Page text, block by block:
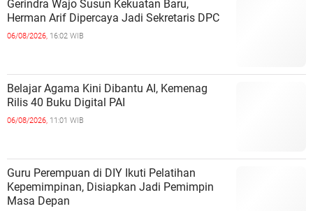
Gerindra Wajo Susun Kekuatan Baru,
Herman Arif Dipercaya Jadi Sekretaris DPC
06/08/2026, 16:02 WIB
Belajar Agama Kini Dibantu AI, Kemenag
Rilis 40 Buku Digital PAI
06/08/2026, 11:01 WIB
Guru Perempuan di DIY Ikuti Pelatihan
Kepemimpinan, Disiapkan Jadi Pemimpin
Masa Depan